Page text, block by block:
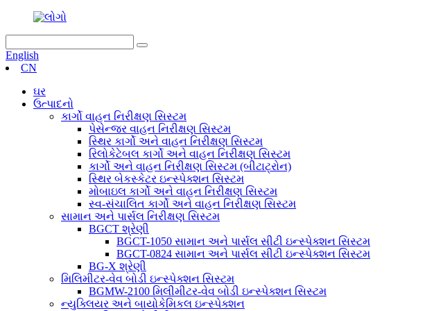
English
CN
ઘર
ઉત્પાદનો
કાર્ગો વાહન નિરીક્ષણ સિસ્ટમ
પેસેન્જર વાહન નિરીક્ષણ સિસ્ટમ
સ્થિર કાર્ગો અને વાહન નિરીક્ષણ સિસ્ટમ
રિલોકેટેબલ કાર્ગો અને વાહન નિરીક્ષણ સિસ્ટમ
કાર્ગો અને વાહન નિરીક્ષણ સિસ્ટમ (બીટાટ્રોન)
સ્થિર બેકસ્કેટર ઇન્સ્પેક્શન સિસ્ટમ
મોબાઇલ કાર્ગો અને વાહન નિરીક્ષણ સિસ્ટમ
સ્વ-સંચાલિત કાર્ગો અને વાહન નિરીક્ષણ સિસ્ટમ
સામાન અને પાર્સલ નિરીક્ષણ સિસ્ટમ
BGCT શ્રેણી
BGCT-1050 સામાન અને પાર્સલ સીટી ઇન્સ્પેક્શન સિસ્ટમ
BGCT-0824 સામાન અને પાર્સલ સીટી ઇન્સ્પેક્શન સિસ્ટમ
BG-X શ્રેણી
મિલિમીટર-વેવ બોડી ઇન્સ્પેક્શન સિસ્ટમ
BGMW-2100 મિલીમીટર-વેવ બોડી ઇન્સ્પેક્શન સિસ્ટમ
ન્યુક્લિયર અને બાયોકેમિકલ ઇન્સ્પેક્શન